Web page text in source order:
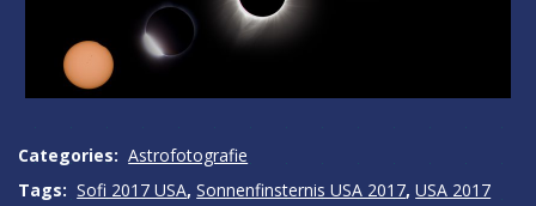
Categories: Astrofotografie
Tags: Sofi 2017 USA,Sonnenfinsternis USA 2017,USA 2017